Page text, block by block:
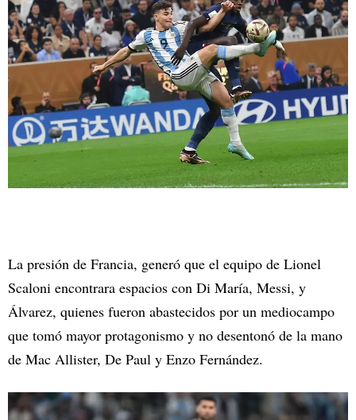
La presión de Francia, generó que el equipo de Lionel
Scaloni encontrara espacios con Di María, Messi, y
Álvarez, quienes fueron abastecidos por un mediocampo
que tomó mayor protagonismo y no desentonó de la mano
de Mac Allister, De Paul y Enzo Fernández.